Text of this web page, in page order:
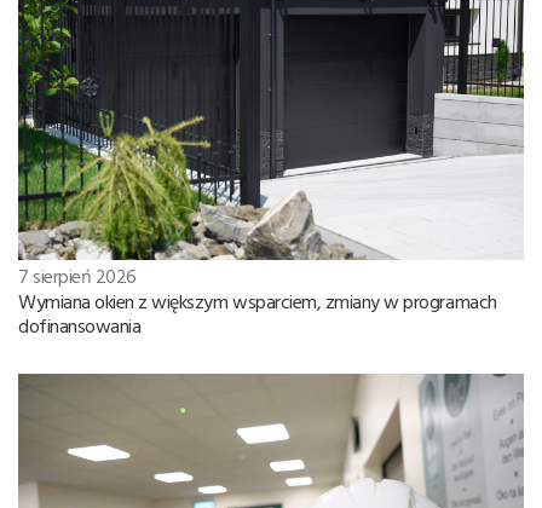
7 sierpień 2026
Wymiana okien z większym wsparciem, zmiany w programach
dofinansowania